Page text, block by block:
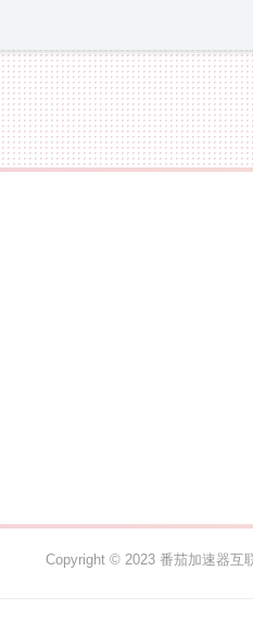
Copyright © 2023 番茄加速器互